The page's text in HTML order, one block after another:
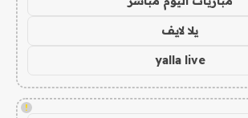
يلا لايف
yalla live
!